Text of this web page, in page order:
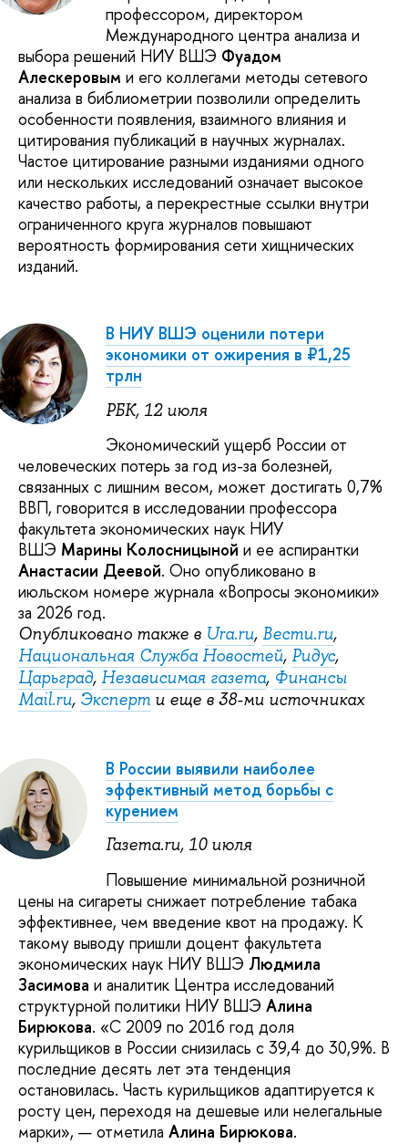
профессором, директором
Международного центра анализа и
выбора решений НИУ ВШЭ Фуадом
Алескеровым и его коллегами методы сетевого
анализа в библиометрии позволили определить
особенности появления, взаимного влияния и
цитирования публикаций в научных журналах.
Частое цитирование разными изданиями одного
или нескольких исследований означает высокое
качество работы, а перекрестные ссылки внутри
ограниченного круга журналов повышают
вероятность формирования сети хищнических
изданий.
В НИУ ВШЭ оценили потери
экономики от ожирения в ₽1,25
трлн
РБК, 12 июля
Экономический ущерб России от
человеческих потерь за год из-за болезней,
связанных с лишним весом, может достигать 0,7%
ВВП, говорится в исследовании профессора
факультета экономических наук НИУ
ВШЭ Марины Колосницыной и ее аспирантки
Анастасии Деевой. Оно опубликовано в
июльском номере журнала «Вопросы экономики»
за 2026 год.
Опубликовано также в Ura.ru, Вести.ru,
Национальная Служба Новостей, Ридус,
Царьград, Независимая газета, Финансы
Mail.ru, Эксперт и еще в 38-ми источниках
В России выявили наиболее
эффективный метод борьбы с
курением
Газета.ru, 10 июля
Повышение минимальной розничной
цены на сигареты снижает потребление табака
эффективнее, чем введение квот на продажу. К
такому выводу пришли доцент факультета
экономических наук НИУ ВШЭ Людмила
Засимова и аналитик Центра исследований
структурной политики НИУ ВШЭ Алина
Бирюкова. «С 2009 по 2016 год доля
курильщиков в России снизилась с 39,4 до 30,9%. В
последние десять лет эта тенденция
остановилась. Часть курильщиков адаптируется к
росту цен, переходя на дешевые или нелегальные
марки», — отметила Алина Бирюкова.